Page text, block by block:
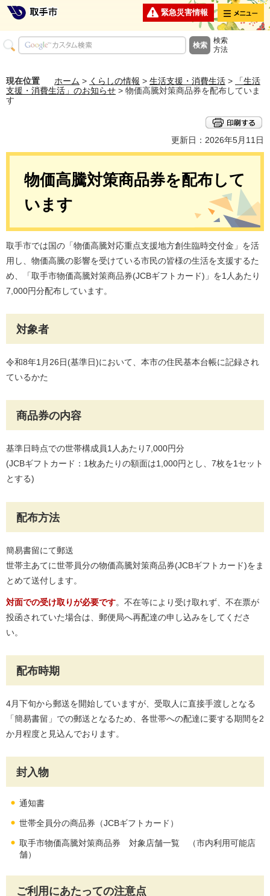
緊急災害情報 メニュー
検索
方法
現在位置 ホーム > くらしの情報 > 生活支援・消費生活 >
「生活
支援・消費生活」のお知らせ > 物価高騰対策商品券を配布していま
す
更新日：2026年5月11日
物価高騰対策商品券を配布して
います
取手市では国の「物価高騰対応重点支援地方創生臨時交付金」を活
用し、物価高騰の影響を受けている市民の皆様の生活を支援するた
め、「取手市物価高騰対策商品券(JCBギフトカード)」を1人あたり
7,000円分配布しています。
対象者
令和8年1月26日(基準日)において、本市の住民基本台帳に記録され
ているかた
商品券の内容
基準日時点での世帯構成員1人あたり7,000円分
(JCBギフトカード：1枚あたりの額面は1,000円とし、7枚を1セット
とする)
配布方法
簡易書留にて郵送
世帯主あてに世帯員分の物価高騰対策商品券(JCBギフトカード)をま
とめて送付します。
対面での受け取りが必要です。不在等により受け取れず、不在票が
投函されていた場合は、郵便局へ再配達の申し込みをしてくださ
い。
配布時期
4月下旬から郵送を開始していますが、受取人に直接手渡しとなる
「簡易書留」での郵送となるため、各世帯への配達に要する期間を2
か月程度と見込んでおります。
封入物
通知書
世帯全員分の商品券（JCBギフトカード）
取手市物価高騰対策商品券 対象店舗一覧 （市内利用可能店
舗）
ご利用にあたっての注意点